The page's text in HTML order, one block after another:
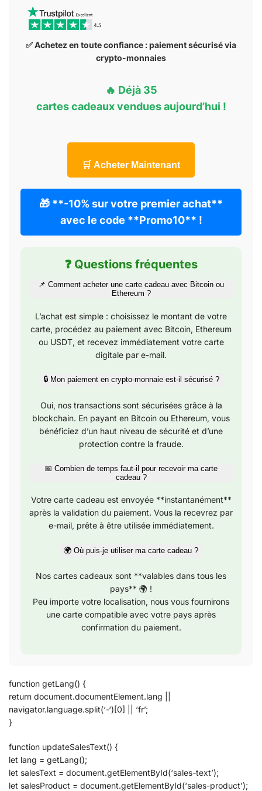
✅ Achetez en toute confiance : paiement sécurisé via
crypto-monnaies
🔥 Déjà 35
cartes cadeaux vendues aujourd’hui !
🛒 Acheter Maintenant
🎁 **-10% sur votre premier achat**
avec le code **Promo10** !
❓ Questions fréquentes
📌 Comment acheter une carte cadeau avec Bitcoin ou
Ethereum ?
L’achat est simple : choisissez le montant de votre
carte, procédez au paiement avec Bitcoin, Ethereum
ou USDT, et recevez immédiatement votre carte
digitale par e-mail.
🔒 Mon paiement en crypto-monnaie est-il sécurisé ?
Oui, nos transactions sont sécurisées grâce à la
blockchain. En payant en Bitcoin ou Ethereum, vous
bénéficiez d’un haut niveau de sécurité et d’une
protection contre la fraude.
📅 Combien de temps faut-il pour recevoir ma carte
cadeau ?
Votre carte cadeau est envoyée **instantanément**
après la validation du paiement. Vous la recevrez par
e-mail, prête à être utilisée immédiatement.
🌍 Où puis-je utiliser ma carte cadeau ?
Nos cartes cadeaux sont **valables dans tous les
pays** 🌍 !
Peu importe votre localisation, nous vous fournirons
une carte compatible avec votre pays après
confirmation du paiement.
function getLang() {
return document.documentElement.lang ||
navigator.language.split(‘-‘)[0] || ‘fr’;
}
function updateSalesText() {
let lang = getLang();
let salesText = document.getElementById(‘sales-text’);
let salesProduct = document.getElementById(‘sales-product’);